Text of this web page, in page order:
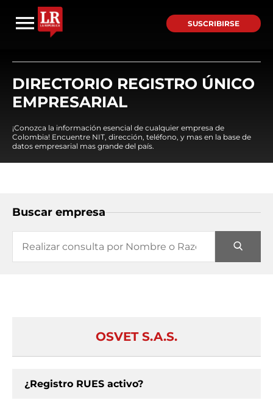
SUSCRIBIRSE
DIRECTORIO REGISTRO ÚNICO
EMPRESARIAL
¡Conozca la información esencial de cualquier empresa de
Colombia! Encuentre NIT, dirección, teléfono, y mas en la base de
datos empresarial mas grande del país.
Buscar empresa
OSVET S.A.S.
¿Registro RUES activo?